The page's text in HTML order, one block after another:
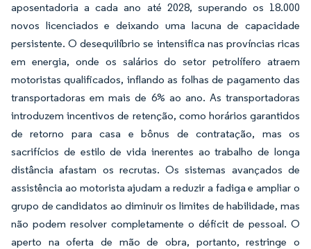
aposentadoria a cada ano até 2028, superando os 18.000
novos licenciados e deixando uma lacuna de capacidade
persistente. O desequilíbrio se intensifica nas províncias ricas
em energia, onde os salários do setor petrolífero atraem
motoristas qualificados, inflando as folhas de pagamento das
transportadoras em mais de 6% ao ano. As transportadoras
introduzem incentivos de retenção, como horários garantidos
de retorno para casa e bônus de contratação, mas os
sacrifícios de estilo de vida inerentes ao trabalho de longa
distância afastam os recrutas. Os sistemas avançados de
assistência ao motorista ajudam a reduzir a fadiga e ampliar o
grupo de candidatos ao diminuir os limites de habilidade, mas
não podem resolver completamente o déficit de pessoal. O
aperto na oferta de mão de obra, portanto, restringe o